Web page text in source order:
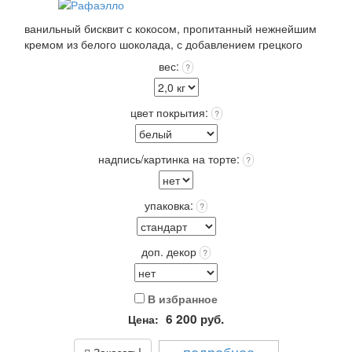
ванильный бисквит с кокосом, пропитанный нежнейшим
кремом из белого шоколада, с добавлением грецкого
ореха и кокосовых хлопьев. Покрытие: крем чиз или крем
пломбир выбранного цвета +12 цветов Покрытия входит в
Выберите: сделать Надпись на торте, это придаст торту
оригинальность и порадует Получателя!
Упаковка: Стандарт (белая) входит в стоимость.
Срок хранения: 72 часа (3 суток) при t 4+(-)2
вес: ?
цвет покрытия: ?
надпись/картинка на торте: ?
упаковка: ?
доп. декор ?
В избранное
Цена: 6 200 руб.